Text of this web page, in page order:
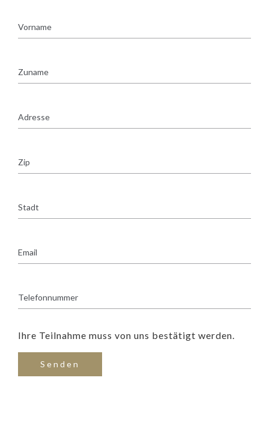
Ihre Teilnahme muss von uns bestätigt werden.